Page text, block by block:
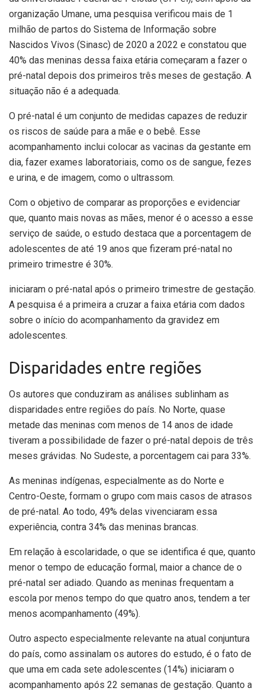
organização Umane, uma pesquisa verificou mais de 1
milhão de partos do Sistema de Informação sobre
Nascidos Vivos (Sinasc) de 2020 a 2022 e constatou que
40% das meninas dessa faixa etária começaram a fazer o
pré-natal depois dos primeiros três meses de gestação. A
situação não é a adequada.
O pré-natal é um conjunto de medidas capazes de reduzir
os riscos de saúde para a mãe e o bebê. Esse
acompanhamento inclui colocar as vacinas da gestante em
dia, fazer exames laboratoriais, como os de sangue, fezes
e urina, e de imagem, como o ultrassom.
Com o objetivo de comparar as proporções e evidenciar
que, quanto mais novas as mães, menor é o acesso a esse
serviço de saúde, o estudo destaca que a porcentagem de
adolescentes de até 19 anos que fizeram pré-natal no
primeiro trimestre é 30%.
iniciaram o pré-natal após o primeiro trimestre de gestação.
A pesquisa é a primeira a cruzar a faixa etária com dados
sobre o início do acompanhamento da gravidez em
adolescentes.
Disparidades entre regiões
Os autores que conduziram as análises sublinham as
disparidades entre regiões do país. No Norte, quase
metade das meninas com menos de 14 anos de idade
tiveram a possibilidade de fazer o pré-natal depois de três
meses grávidas. No Sudeste, a porcentagem cai para 33%.
As meninas indígenas, especialmente as do Norte e
Centro-Oeste, formam o grupo com mais casos de atrasos
de pré-natal. Ao todo, 49% delas vivenciaram essa
experiência, contra 34% das meninas brancas.
Em relação à escolaridade, o que se identifica é que, quanto
menor o tempo de educação formal, maior a chance de o
pré-natal ser adiado. Quando as meninas frequentam a
escola por menos tempo do que quatro anos, tendem a ter
menos acompanhamento (49%).
Outro aspecto especialmente relevante na atual conjuntura
do país, como assinalam os autores do estudo, é o fato de
que uma em cada sete adolescentes (14%) iniciaram o
acompanhamento após 22 semanas de gestação. Quanto a